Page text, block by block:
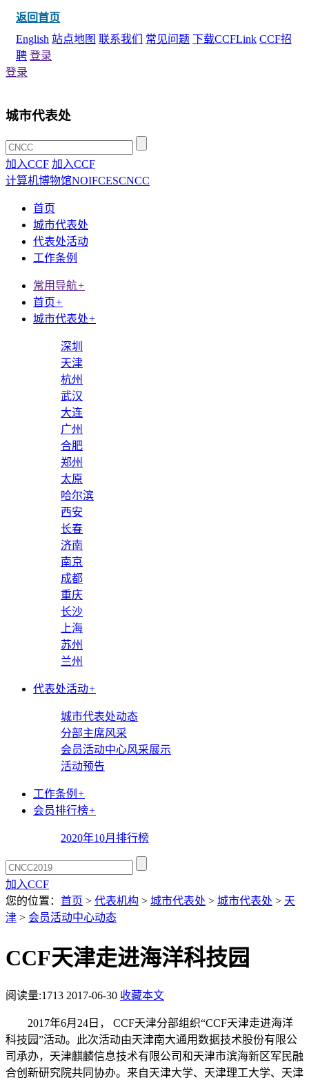
返回首页
English 站点地图 联系我们 常见问题 下载CCFLink CCF招
聘 登录
登录
城市代表处
加入CCF 加入CCF
计算机博物馆NOIFCESCNCC
首页
城市代表处
代表处活动
工作条例
常用导航+
首页+
城市代表处+
深圳
天津
杭州
武汉
大连
广州
合肥
郑州
太原
哈尔滨
西安
长春
济南
南京
成都
重庆
长沙
上海
苏州
兰州
代表处活动+
城市代表处动态
分部主席风采
会员活动中心风采展示
活动预告
工作条例 +
会员排行榜+
2020年10月排行榜
加入CCF
您的位置： 首页 > 代表机构 > 城市代表处 > 城市代表处 > 天
津 > 会员活动中心动态
CCF天津走进海洋科技园
阅读量:1713 2017-06-30 收藏本文
2017年6月24日， CCF天津分部组织“CCF天津走进海洋
科技园”活动。此次活动由天津南大通用数据技术股份有限公
司承办，天津麒麟信息技术有限公司和天津市滨海新区军民融
合创新研究院共同协办。来自天津大学、天津理工大学、天津